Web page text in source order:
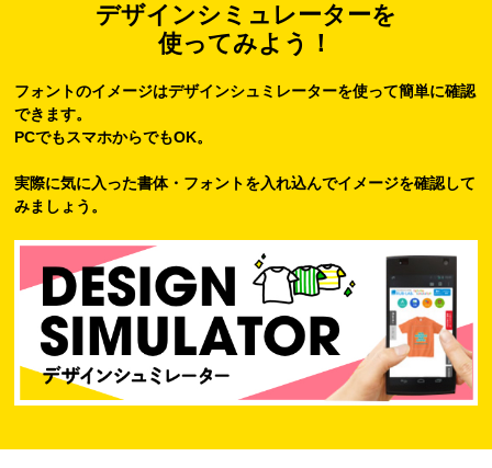
デザインシミュレーターを
使ってみよう！
フォントのイメージはデザインシュミレーターを使って簡単に確認
できます。
PCでもスマホからでもOK。
実際に気に入った書体・フォントを入れ込んでイメージを確認して
みましょう。